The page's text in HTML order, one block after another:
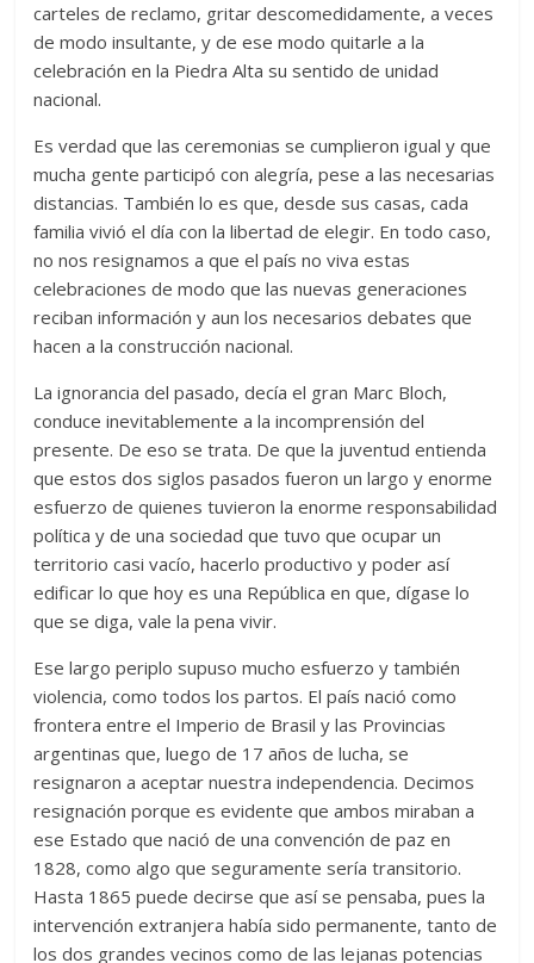
carteles de reclamo, gritar descomedidamente, a veces
de modo insultante, y de ese modo quitarle a la
celebración en la Piedra Alta su sentido de unidad
nacional.
Es verdad que las ceremonias se cumplieron igual y que
mucha gente participó con alegría, pese a las necesarias
distancias. También lo es que, desde sus casas, cada
familia vivió el día con la libertad de elegir. En todo caso,
no nos resignamos a que el país no viva estas
celebraciones de modo que las nuevas generaciones
reciban información y aun los necesarios debates que
hacen a la construcción nacional.
La ignorancia del pasado, decía el gran Marc Bloch,
conduce inevitablemente a la incomprensión del
presente. De eso se trata. De que la juventud entienda
que estos dos siglos pasados fueron un largo y enorme
esfuerzo de quienes tuvieron la enorme responsabilidad
política y de una sociedad que tuvo que ocupar un
territorio casi vacío, hacerlo productivo y poder así
edificar lo que hoy es una República en que, dígase lo
que se diga, vale la pena vivir.
Ese largo periplo supuso mucho esfuerzo y también
violencia, como todos los partos. El país nació como
frontera entre el Imperio de Brasil y las Provincias
argentinas que, luego de 17 años de lucha, se
resignaron a aceptar nuestra independencia. Decimos
resignación porque es evidente que ambos miraban a
ese Estado que nació de una convención de paz en
1828, como algo que seguramente sería transitorio.
Hasta 1865 puede decirse que así se pensaba, pues la
intervención extranjera había sido permanente, tanto de
los dos grandes vecinos como de las lejanas potencias